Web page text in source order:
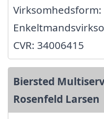
Virksomhedsform:
CVR: 34006415
Biersted
Rosenfeld Larsen